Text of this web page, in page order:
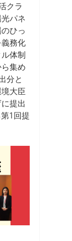
クラ
パネ
ひっ
務化
体制
集め
分と
大臣
提出
1回提